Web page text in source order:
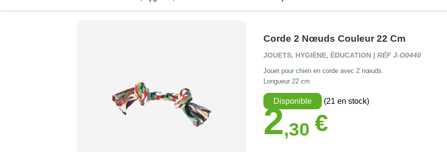
Corde 2 Nœuds Couleur 22 Cm
JOUETS, HYGIÈNE, ÉDUCATION | RÉF J-O0440
Jouet pour chien en corde avec 2 nœuds.
Longueur 22 cm.
Disponible (21 en stock)
2,30 €